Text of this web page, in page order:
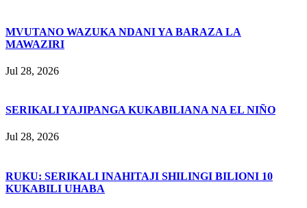
MVUTANO WAZUKA NDANI YA BARAZA LA
MAWAZIRI
Jul 28, 2026
SERIKALI YAJIPANGA KUKABILIANA NA EL NIÑO
Jul 28, 2026
RUKU: SERIKALI INAHITAJI SHILINGI BILIONI 10
KUKABILI UHABA